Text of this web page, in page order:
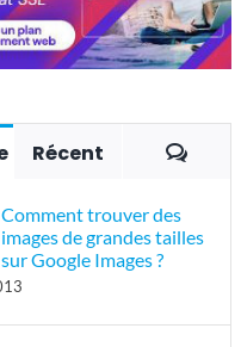
Récent
Comment trouver des
images de grandes tailles
sur Google Images ?